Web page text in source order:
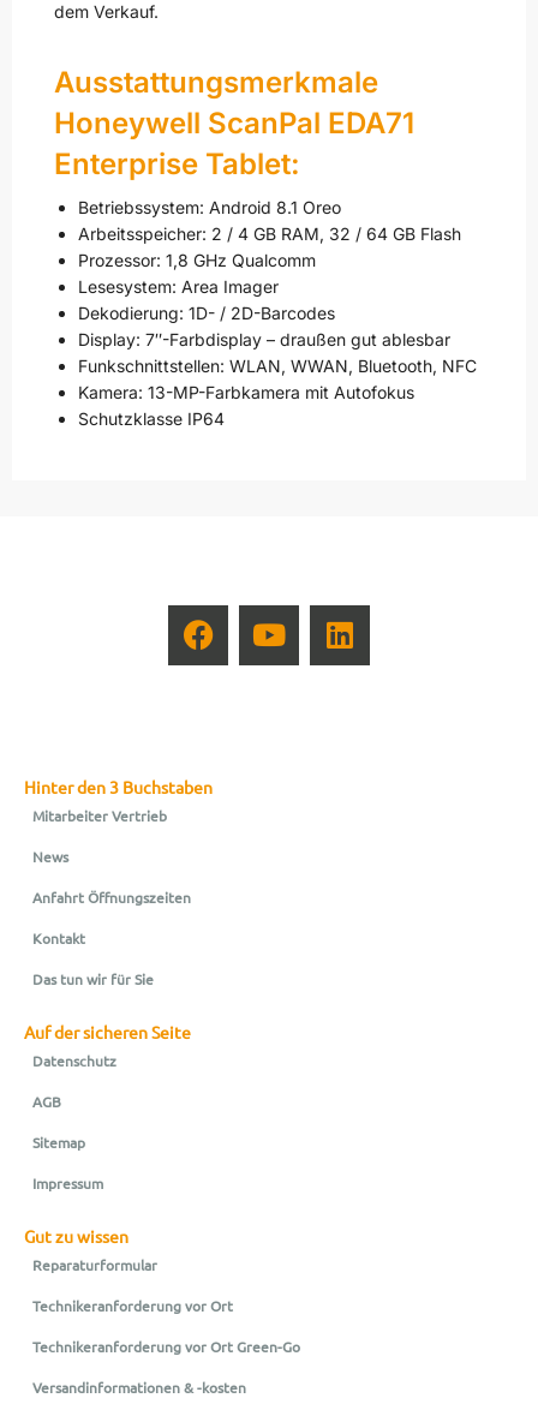
dem Verkauf.
Ausstattungsmerkmale
Honeywell ScanPal EDA71
Enterprise Tablet:
Betriebssystem: Android 8.1 Oreo
Arbeitsspeicher: 2 / 4 GB RAM, 32 / 64 GB Flash
Prozessor: 1,8 GHz Qualcomm
Lesesystem: Area Imager
Dekodierung: 1D- / 2D-Barcodes
Display: 7″-Farbdisplay – draußen gut ablesbar
Funkschnittstellen: WLAN, WWAN, Bluetooth, NFC
Kamera: 13-MP-Farbkamera mit Autofokus
Schutzklasse IP64
Hinter den 3 Buchstaben
Mitarbeiter Vertrieb
News
Anfahrt Öffnungszeiten
Kontakt
Das tun wir für Sie
Auf der sicheren Seite
Datenschutz
AGB
Sitemap
Impressum
Gut zu wissen
Reparaturformular
Technikeranforderung vor Ort
Technikeranforderung vor Ort Green-Go
Versandinformationen & -kosten